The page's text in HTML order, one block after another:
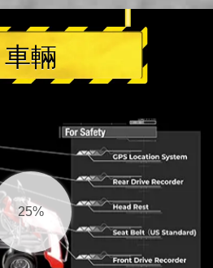
車輛
25%